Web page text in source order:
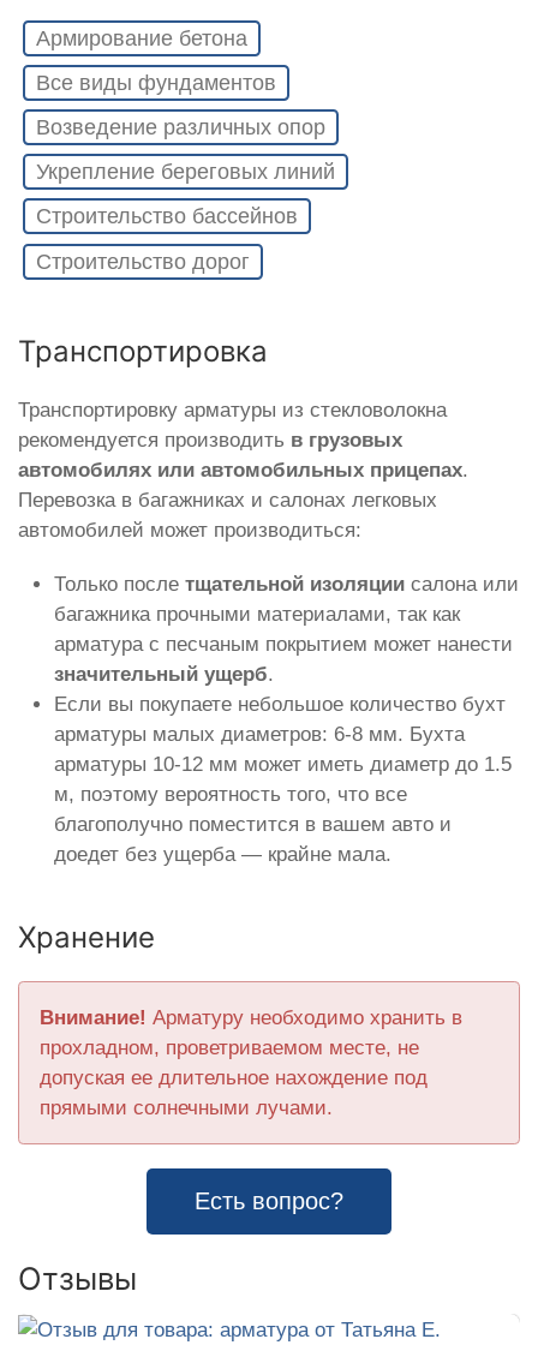
Армирование бетона
Все виды фундаментов
Возведение различных опор
Укрепление береговых линий
Строительство бассейнов
Строительство дорог
Транспортировка
Транспортировку арматуры из стекловолокна
рекомендуется производить в грузовых
автомобилях или автомобильных прицепах.
Перевозка в багажниках и салонах легковых
автомобилей может производиться:
Только после тщательной изоляции салона или
багажника прочными материалами, так как
арматура с песчаным покрытием может нанести
значительный ущерб.
Если вы покупаете небольшое количество бухт
арматуры малых диаметров: 6-8 мм. Бухта
арматуры 10-12 мм может иметь диаметр до 1.5
м, поэтому вероятность того, что все
благополучно поместится в вашем авто и
доедет без ущерба — крайне мала.
Хранение
Внимание! Арматуру необходимо хранить в
прохладном, проветриваемом месте, не
допуская ее длительное нахождение под
прямыми солнечными лучами.
Есть вопрос?
Отзывы